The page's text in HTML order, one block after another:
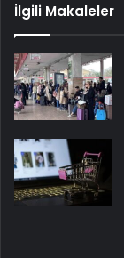
İlgili Makaleler